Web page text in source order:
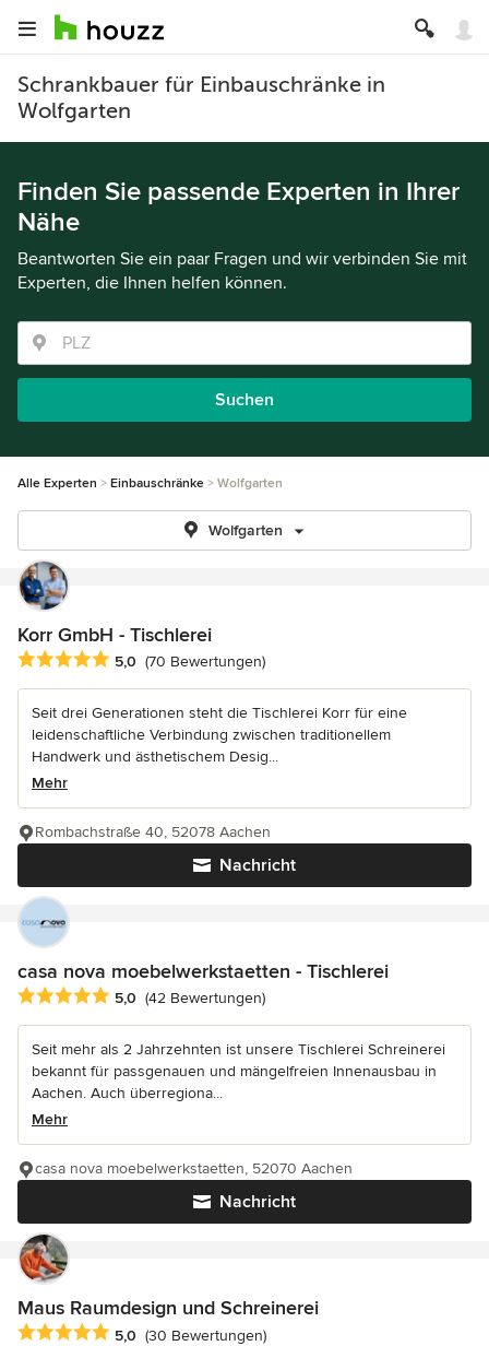
Schrankbauer für Einbauschränke in
Wolfgarten
Finden Sie passende Experten in Ihrer
Nähe
Beantworten Sie ein paar Fragen und wir verbinden Sie mit
Experten, die Ihnen helfen können.
Suchen
Alle Experten Einbauschränke Wolfgarten
Wolfgarten
Korr GmbH - Tischlerei
Durchschnittliche Bewertung: 5 von 5 Sternen
5,0 (70 Bewertungen)
Seit drei Generationen steht die Tischlerei Korr für eine
leidenschaftliche Verbindung zwischen traditionellem
Handwerk und ästhetischem Desig...
Mehr
Nachricht
Rombachstraße 40, 52078 Aachen
casa nova moebelwerkstaetten - Tischlerei
Durchschnittliche Bewertung: 5 von 5 Sternen
5,0 (42 Bewertungen)
Seit mehr als 2 Jahrzehnten ist unsere Tischlerei Schreinerei
bekannt für passgenauen und mängelfreien Innenausbau in
Aachen. Auch überregiona...
Mehr
Nachricht
casa nova moebelwerkstaetten, 52070 Aachen
Maus Raumdesign und Schreinerei
Durchschnittliche Bewertung: 5 von 5 Sternen
5,0 (30 Bewertungen)